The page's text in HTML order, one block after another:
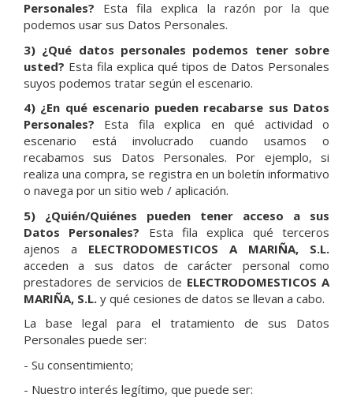
Personales? Esta fila explica la razón por la que
podemos usar sus Datos Personales.
3) ¿Qué datos personales podemos tener sobre
usted? Esta fila explica qué tipos de Datos Personales
suyos podemos tratar según el escenario.
4) ¿En qué escenario pueden recabarse sus Datos
Personales? Esta fila explica en qué actividad o
escenario está involucrado cuando usamos o
recabamos sus Datos Personales. Por ejemplo, si
realiza una compra, se registra en un boletín informativo
o navega por un sitio web / aplicación.
5) ¿Quién/Quiénes pueden tener acceso a sus
Datos Personales? Esta fila explica qué terceros
ajenos a ELECTRODOMESTICOS A MARIÑA, S.L.
acceden a sus datos de carácter personal como
prestadores de servicios de ELECTRODOMESTICOS A
MARIÑA, S.L. y qué cesiones de datos se llevan a cabo.
La base legal para el tratamiento de sus Datos
Personales puede ser:
- Su consentimiento;
- Nuestro interés legítimo, que puede ser: